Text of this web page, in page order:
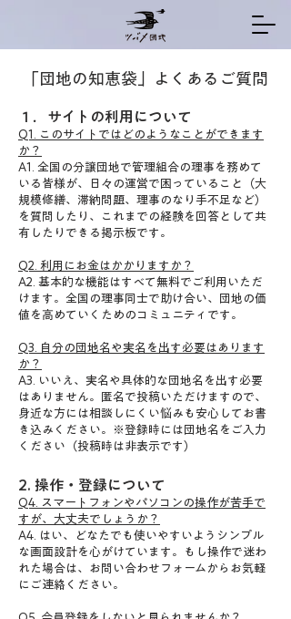
「団地の知恵袋」よくあるご質問
１．サイトの利用について
Q1
. このサイトではどのようなことができます
か？
A1. 全国の分譲団地で管理組合の理事を務めて
いる皆様が、日々の運営で困っていること（大
規模修繕、滞納問題、理事のなり手不足など）
を質問したり、これまでの経験を回答として共
有したりできる掲示板です。
Q2. 利用にお金はかかりますか？
A2. 基本的な機能はすべて無料でご利用いただ
けます。全国の理事同士で助け合い、団地の価
値を高めていくためのコミュニティです。
Q3. 自分の団地名や実名を出す必要はあります
か？
A3. いいえ、実名や具体的な団地名を出す必要
はありません。匿名で投稿いただけますので、
身近な方には相談しにくい悩みも安心してお書
き込みください。※登録時には団地名をご入力
ください（投稿時は非表示です）
2. 操作・登録について
Q4. スマートフォンやパソコンの操作が苦手で
すが、大丈夫でしょうか？
A4. はい、どなたでも使いやすいようシンプル
な画面設計を心がけています。もし操作で迷わ
れた場合は、お問い合わせフォームからお気軽
にご連絡ください。